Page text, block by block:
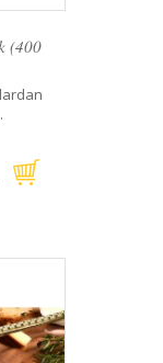
(400